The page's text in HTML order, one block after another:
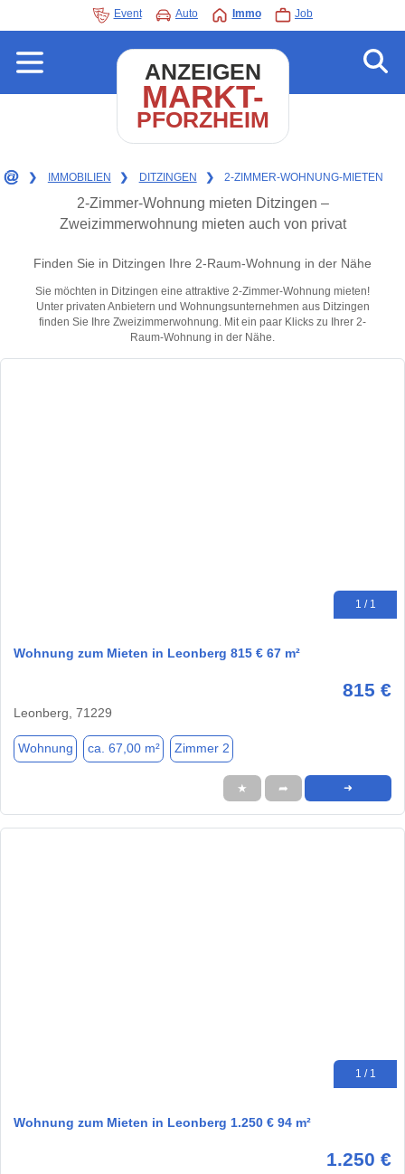
Event Auto Immo Job
ANZEIGEN
MARKT-
PFORZHEIM
❯ IMMOBILIEN ❯ DITZINGEN ❯ 2-ZIMMER-WOHNUNG-MIETEN
2-Zimmer-Wohnung mieten Ditzingen –
Zweizimmerwohnung mieten auch von privat
Finden Sie in Ditzingen Ihre 2-Raum-Wohnung in der Nähe
Sie möchten in Ditzingen eine attraktive 2-Zimmer-Wohnung mieten!
Unter privaten Anbietern und Wohnungsunternehmen aus Ditzingen
finden Sie Ihre Zweizimmerwohnung. Mit ein paar Klicks zu Ihrer 2-
Raum-Wohnung in der Nähe.
1 / 1
Wohnung zum Mieten in Leonberg 815 € 67 m²
815 €
Leonberg, 71229
Wohnung ca. 67,00 m² Zimmer 2
★ ➦ ➜
1 / 1
Wohnung zum Mieten in Leonberg 1.250 € 94 m²
1.250 €